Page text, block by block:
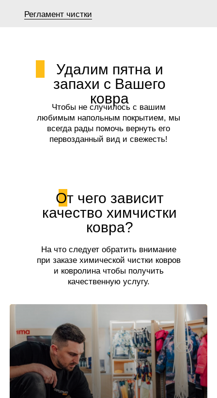
Регламент чистки
Удалим пятна и
запахи с Вашего
ковра
Чтобы не случилось с вашим
любимым напольным покрытием, мы
всегда рады помочь вернуть его
первозданный вид и свежесть!
От чего зависит
качество химчистки
ковра?
На что следует обратить внимание
при заказе химической чистки ковров
и ковролина чтобы получить
качественную услугу.